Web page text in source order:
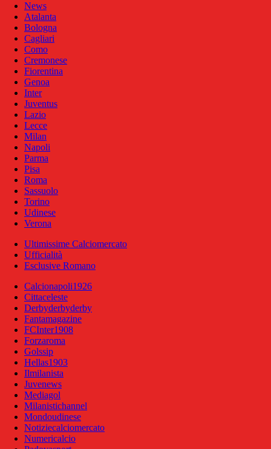
News
Atalanta
Bologna
Cagliari
Como
Cremonese
Fiorentina
Genoa
Inter
Juventus
Lazio
Lecce
Milan
Napoli
Parma
Pisa
Roma
Sassuolo
Torino
Udinese
Verona
Ultimissime Calciomercato
Ufficialità
Esclusive Romano
Calcionapoli1926
Cittaceleste
Derbyderbyderby
Fantamagazine
FCInter1908
Forzaroma
Golssip
Hellas1903
Ilmilanista
Juvenews
Mediagol
Milanistichannel
Mondoudinese
Notiziecalciomercato
Numericalcio